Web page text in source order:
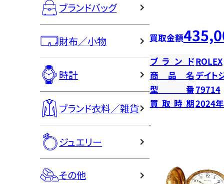
ブランドバッグ
財布／小物
時計
ブランド衣料／雑貨
ジュエリー
その他
買取金額
ブランドROLEX
商品名 デイト
型番79714
買取時期2024